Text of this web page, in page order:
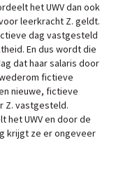
het UWV dan ook
leerkracht Z. geldt.
dag vastgesteld
En dus wordt die
dat haar salaris door
fictieve
nieuwe, fictieve
Z. vastgesteld.
het UWV en door de
krijgt ze er ongeveer